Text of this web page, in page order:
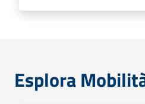
Esplora